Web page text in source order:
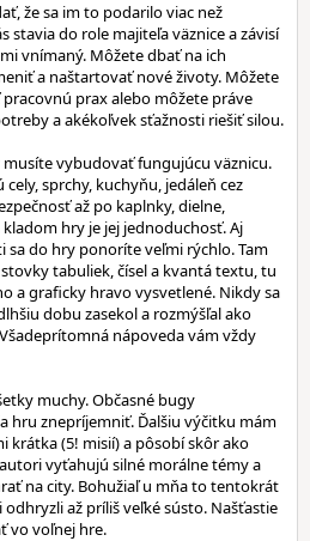
že sa im to podarilo viac než
stavia do role majiteľa väznice a závisí
vnímaný. Môžete dbať na ich
a naštartovať nové životy. Môžete
prax alebo môžete práve
a akékoľvek sťažnosti riešiť silou.
vybudovať fungujúcu väznicu.
sprchy, kuchyňu, jedáleň cez
až po kaplnky, dielne,
hry je jej jednoduchosť. Aj
do hry ponoríte veľmi rýchlo. Tam
tabuliek, čísel a kvantá textu, tu
a graficky hravo vysvetlené. Nikdy sa
dobu zasekol a rozmýšľal ako
nápoveda vám vždy
muchy. Občasné bugy
hru znepríjemniť. Ďalšiu výčitku mám
krátka (5! misií) a pôsobí skôr ako
vyťahujú silné morálne témy a
na city. Bohužiaľ u mňa to tentokrát
až príliš veľké sústo. Našťastie
vo voľnej hre.